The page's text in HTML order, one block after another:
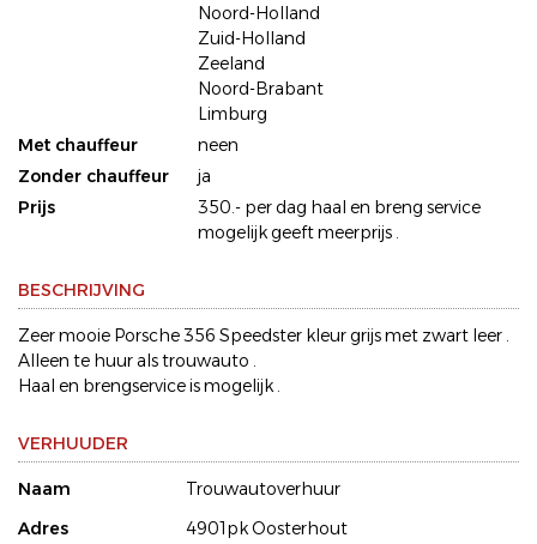
Noord-Holland
Zuid-Holland
Zeeland
Noord-Brabant
Limburg
Met chauffeur
neen
Zonder chauffeur
ja
Prijs
350.- per dag haal en breng service
mogelijk geeft meerprijs .
BESCHRIJVING
Zeer mooie Porsche 356 Speedster kleur grijs met zwart leer .
Alleen te huur als trouwauto .
Haal en brengservice is mogelijk .
VERHUUDER
Naam
Trouwautoverhuur
Adres
4901pk Oosterhout